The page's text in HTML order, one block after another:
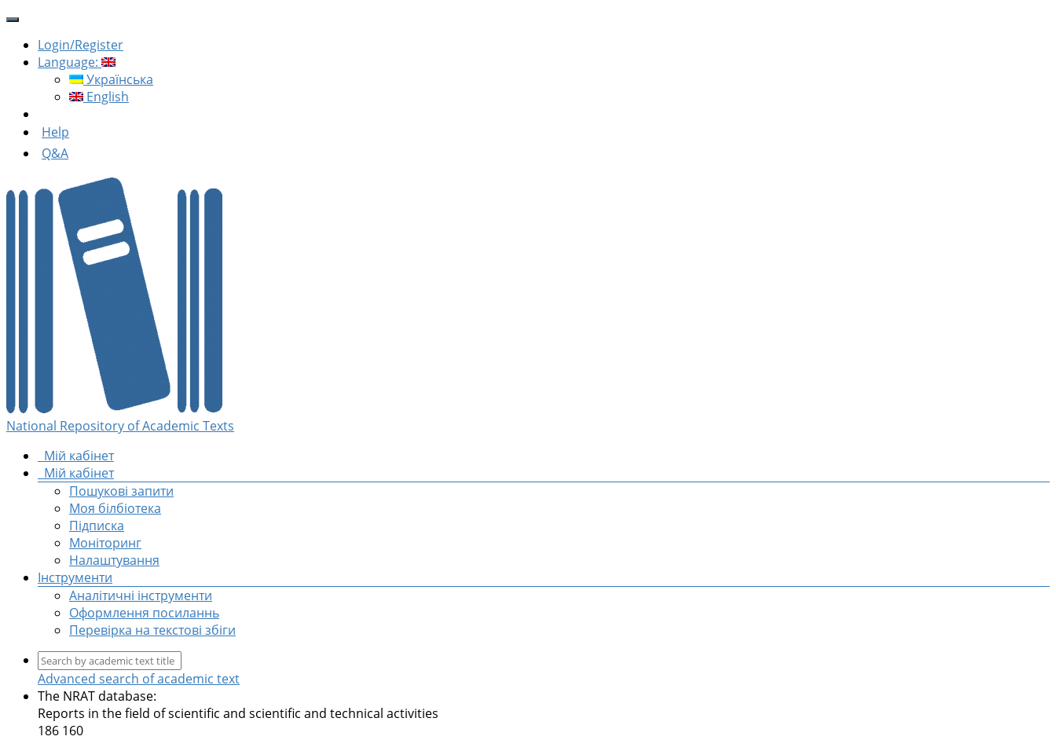
Login/Register
Language:
Українська
English
Help
Q&A
National Repository of Academic Texts
Мій кабінет
Мій кабінет
Пошукові запити
Моя білбіотека
Підписка
Моніторинг
Налаштування
Інструменти
Аналітичні інструменти
Оформлення посиланнь
Перевірка на текстові збіги
Advanced search of academic text
The NRAT database:
Reports in the field of scientific and scientific and technical activities
186 160